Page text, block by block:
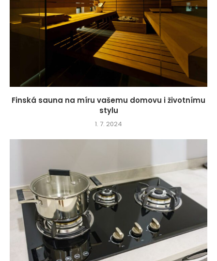
Finská sauna na míru vašemu domovu i životnímu
stylu
1. 7. 2024